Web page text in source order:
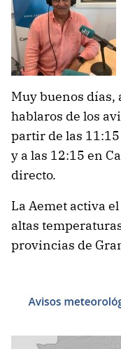
Muy buenos días,
hablaros de los
partir de las 11:15
y a las 12:15 en
directo.
La Aemet activa
altas
provincias de